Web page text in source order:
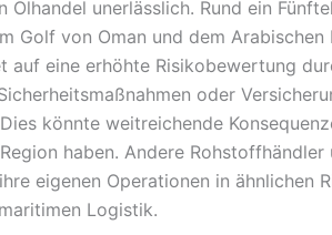
unerlässlich. Rund ein
Golf von Oman und dem Arabischen
auf eine erhöhte Risikobewertung
oder
könnte weitreichende
haben. Andere Rohstoffhändler
eigenen Operationen in ähnlichen
Logistik.